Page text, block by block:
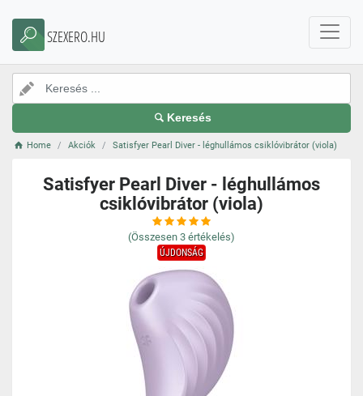
SZEXERO.HU
Keresés
Home Akciók Satisfyer Pearl Diver - léghullámos csiklóvibrátor (viola)
Satisfyer Pearl Diver - léghullámos
csiklóvibrátor (viola)
(Összesen 3 értékelés)
ÚJDONSÁG